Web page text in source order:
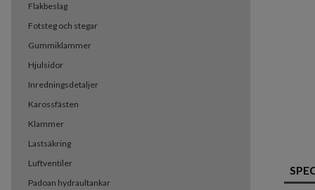
Flakbeslag
Fotsteg och stegar
Gummiklammer
Hjulsidor
Inredningsdetaljer
Karossfästen
Klammer
Lastsäkring
Luftventiler
Padoan hydraultankar